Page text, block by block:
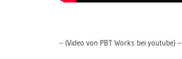
-- (Video von PBT Works bei youtube) --